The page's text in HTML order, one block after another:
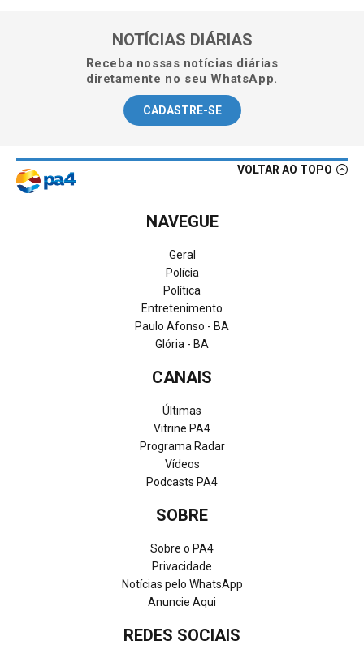
NOTÍCIAS DIÁRIAS
Receba nossas notícias diárias
diretamente no seu WhatsApp.
CADASTRE-SE
VOLTAR AO TOPO
NAVEGUE
Geral
Polícia
Política
Entretenimento
Paulo Afonso - BA
Glória - BA
CANAIS
Últimas
Vitrine PA4
Programa Radar
Vídeos
Podcasts PA4
SOBRE
Sobre o PA4
Privacidade
Notícias pelo WhatsApp
Anuncie Aqui
REDES SOCIAIS